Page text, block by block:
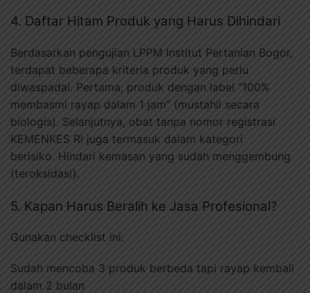
4. Daftar Hitam Produk yang Harus Dihindari
Berdasarkan pengujian LPPM Institut Pertanian Bogor,
terdapat beberapa kriteria produk yang perlu
diwaspadai. Pertama, produk dengan label “100%
membasmi rayap dalam 1 jam” (mustahil secara
biologis). Selanjutnya, obat tanpa nomor registrasi
KEMENKES RI juga termasuk dalam kategori
berisiko. Hindari kemasan yang sudah menggembung
(teroksidasi).
5. Kapan Harus Beralih ke Jasa Profesional?
Gunakan checklist ini:
Sudah mencoba 3 produk berbeda tapi rayap kembali
dalam 2 bulan